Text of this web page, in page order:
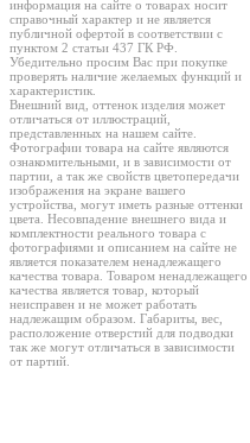
информация на сайте о товарах носит
справочный характер и не является
публичной офертой в соответствии с
пунктом 2 статьи 437 ГК РФ.
Убедительно просим Вас при покупке
проверять наличие желаемых функций и
характеристик.
Внешний вид, оттенок изделия может
отличаться от иллюстраций,
представленных на нашем сайте.
Фотографии товара на сайте являются
ознакомительными, и в зависимости от
партии, а так же свойств цветопередачи
изображения на экране вашего
устройства, могут иметь разные оттенки
цвета. Несовпадение внешнего вида и
комплектности реального товара с
фотографиями и описанием на сайте не
является показателем ненадлежащего
качества товара. Товаром ненадлежащего
качества является товар, который
неисправен и не может работать
надлежащим образом. Габариты, вес,
расположение отверстий для подводки
так же могут отличаться в зависимости
от партий.